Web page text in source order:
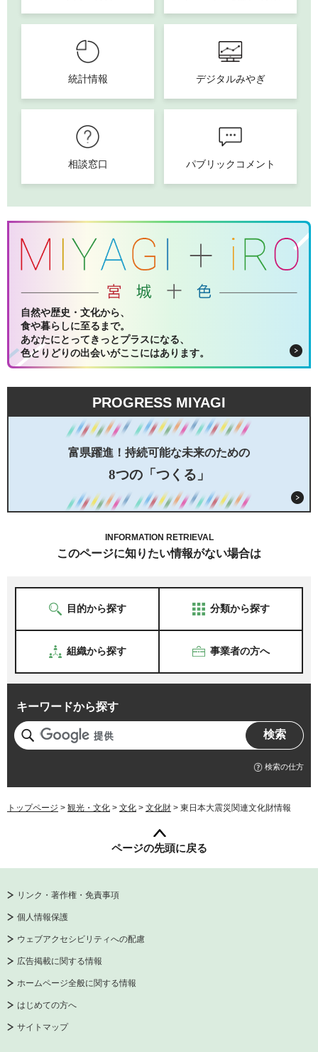
統計情報 デジタルみやぎ
相談窓口 パブリックコメント
自然や歴史・文化から、
食や暮らしに至るまで。
あなたにとってきっとプラスになる、
色とりどりの出会いがここにはあります。
PROGRESS MIYAGI
富県躍進！持続可能な未来のための
8つの「つくる」
INFORMATION RETRIEVAL
このページに知りたい情報がない場合は
目的から探す 分類から探す
組織から探す 事業者の方へ
キーワードから探す
検索の仕方
トップページ > 観光・文化 > 文化 > 文化財 > 東日本大震災関連文化財情報
ページの先頭に戻る
リンク・著作権・免責事項
個人情報保護
ウェブアクセシビリティへの配慮
広告掲載に関する情報
ホームページ全般に関する情報
はじめての方へ
サイトマップ